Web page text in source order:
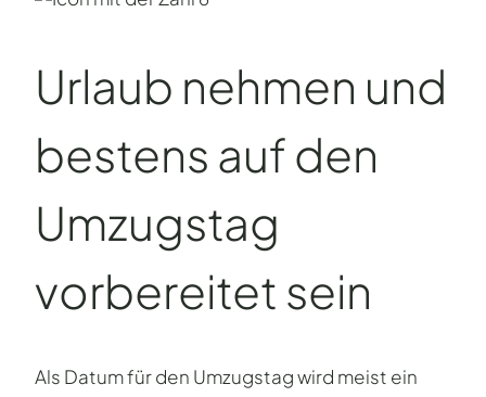
Urlaub nehmen und
bestens auf den
Umzugstag
vorbereitet sein
Als Datum für den Umzugstag wird meist ein